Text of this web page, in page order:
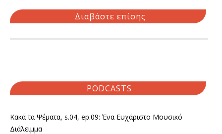
Διαβάστε επίσης
PODCASTS
Κακά τα Ψέματα, s.04, ep.09: Ένα Ευχάριστο Μουσικό
Διάλειμμα